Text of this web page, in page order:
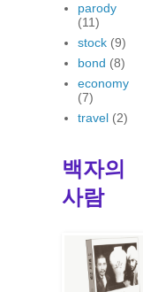
parody
(11)
stock (9)
bond (8)
economy
(7)
travel (2)
백자의
사람